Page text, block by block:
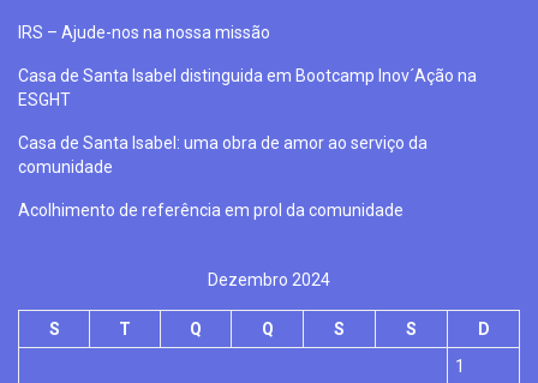
IRS – Ajude-nos na nossa missão
Casa de Santa Isabel distinguida em Bootcamp Inov´Ação na
ESGHT
Casa de Santa Isabel: uma obra de amor ao serviço da
comunidade
Acolhimento de referência em prol da comunidade
Dezembro 2024
S T Q Q S S D
1